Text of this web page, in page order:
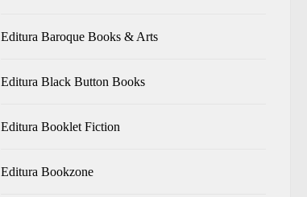
Editura Baroque Books & Arts
Editura Black Button Books
Editura Booklet Fiction
Editura Bookzone